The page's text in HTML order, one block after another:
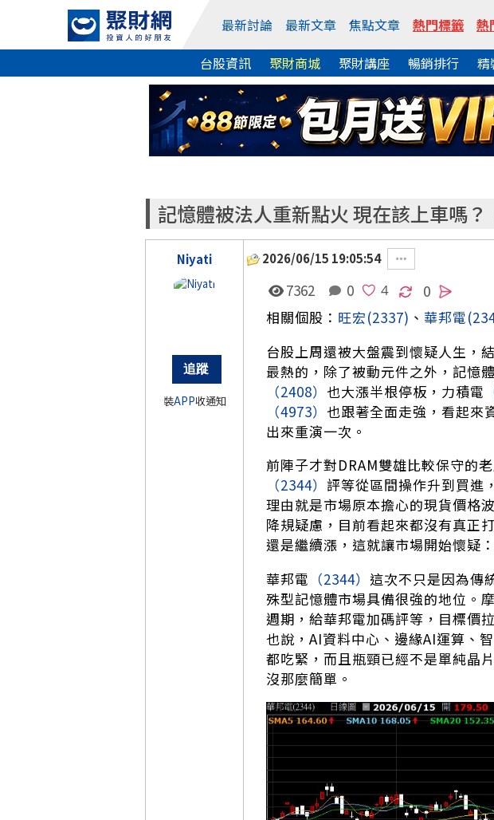
最新討論 最新文章 焦點文章 熱門標籤 熱
台股資訊 聚財商城 聚財講座 暢銷排行 精
記憶體被法人重新點火 現在該上車嗎？
Niyati
裝APP收通知
2026/06/15 19:05:54
7362 0 0
相關個股： 旺宏(2337) 、 華邦電
台股上周還被大盤震到懷疑人生，
最熱的，除了被動元件之外，記憶
（2408） 也大漲半根停板，力積電
（4973） 也跟著全面走強，看起來
出來重演一次。
前陣子才對DRAM雙雄比較保守的
（2344） 評等從區間操作升到買進
理由就是市場原本擔心的現貨價格
降規疑慮，目前看起來都沒有真正
還是繼續漲，這就讓市場開始懷疑
華邦電 （2344） 這次不只是因為傳
殊型記憶體市場具備很強的地位。
週期，給華邦電加碼評等，目標價
也說，AI資料中心、邊緣AI運算、
都吃緊，而且瓶頸已經不是單純晶
沒那麼簡單。